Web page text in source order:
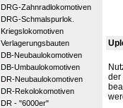
DRG-Zahnradlokomotiven
DRG-Schmalspurlok.
Kriegslokomotiven
Verlagerungsbauten
DB-Neubaulokomotiven
DB-Umbaulokomotiven
DR-Neubaulokomotiven
DR-Rekolokomotiven
DR - "6000er"
der